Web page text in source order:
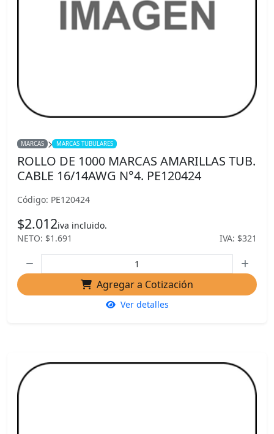
MARCAS MARCAS TUBULARES
ROLLO DE 1000 MARCAS AMARILLAS TUB.
CABLE 16/14AWG N°4. PE120424
Código: PE120424
$2.012iva incluido.
NETO: $1.691
IVA: $321
Agregar a Cotización
Ver detalles